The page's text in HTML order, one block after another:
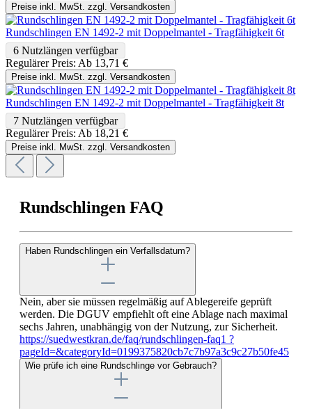
Preise inkl. MwSt. zzgl. Versandkosten
Rundschlingen EN 1492-2 mit Doppelmantel - Tragfähigkeit 6t
6 Nutzlängen verfügbar
Regulärer Preis: Ab 13,71 €
Preise inkl. MwSt. zzgl. Versandkosten
Rundschlingen EN 1492-2 mit Doppelmantel - Tragfähigkeit 8t
7 Nutzlängen verfügbar
Regulärer Preis: Ab 18,21 €
Preise inkl. MwSt. zzgl. Versandkosten
Rundschlingen FAQ
Haben Rundschlingen ein Verfallsdatum?
Nein, aber sie müssen regelmäßig auf Ablegereife geprüft
werden. Die DGUV empfiehlt oft eine Ablage nach maximal
sechs Jahren, unabhängig von der Nutzung, zur Sicherheit.
https://suedwestkran.de/faq/rundschlingen-faq1 ?
pageId=&categoryId=0199375820cb7c7b97a3c9c27b50fe45
Wie prüfe ich eine Rundschlinge vor Gebrauch?